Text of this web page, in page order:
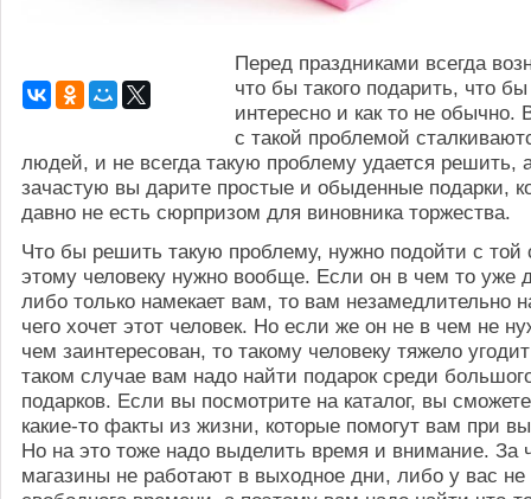
Перед праздниками всегда
что бы такого подарить, что
интересно и как то не обычно.
с такой проблемой
людей, и не всегда такую проблему удается решить,
зачастую вы дарите простые и обыденные подарки,
давно не есть сюрпризом для виновника торжества.
Что бы решить такую проблему, нужно подойти с той
этому человеку нужно вообще. Если он в чем то уже
либо только намекает вам, то вам незамедлительно
чего хочет этот человек. Но если же он не в чем не
чем заинтересован, то такому человеку тяжело
таком случае вам надо найти подарок среди
подарков. Если вы посмотрите на каталог, вы
какие-то факты из жизни, которые помогут вам при
Но на это тоже надо выделить время и внимание. За
магазины не работают в выходное дни, либо у вас не